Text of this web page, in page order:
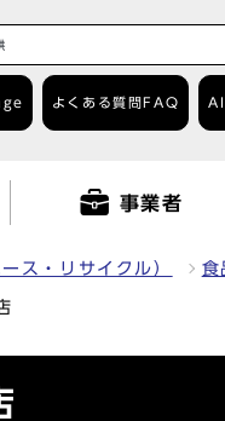
よくある質問 FAQ
事業者
ス・リサイクル） 食